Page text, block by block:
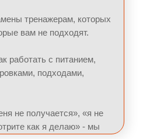
тренажерам, которых
вам не подходят.
работать с питанием,
подходами,
не получается», «я не
как я делаю» - мы